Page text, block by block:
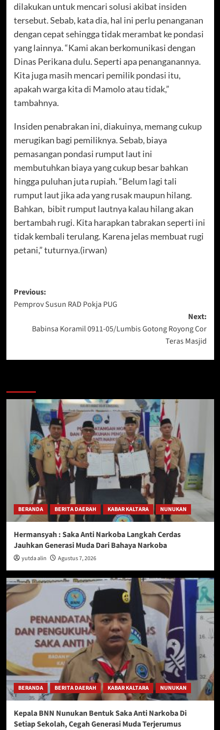
dilakukan untuk mencari solusi akibat insiden
tersebut. Sebab, kata dia, hal ini perlu penanganan
dengan cepat sehingga tidak merambat ke pondasi
yang lainnya. “Kami akan berkomunikasi dengan
Dinas Perikana dulu. Seperti apa penanganannya.
Kita juga masih mencari pemilik pondasi itu,
apakah warga kita di Mamolo atau tidak,”
tambahnya.
Insiden penabrakan ini, diakuinya, memang cukup
merugikan bagi pemiliknya. Sebab, biaya
pemasangan pondasi rumput laut ini
membutuhkan biaya yang cukup besar bahkan
hingga puluhan juta rupiah. “Belum lagi tali
rumput laut jika ada yang rusak maupun hilang.
Bahkan, bibit rumput lautnya kalau hilang akan
bertambah rugi. Kita harapkan tabrakan seperti ini
tidak kembali terulang. Karena jelas membuat rugi
petani,” tuturnya.(irwan)
Post
navigation
Previous:
Pemprov Susun RAD Pokja PUG
Next:
Babinsa Koramil 0911-05/Lumbis Gotong Royong Cor
Teras Masjid
BERANDA BERITA DAERAH KABAR KALTARA NUNUKAN
Hermansyah : Saka Anti Narkoba Langkah Cerdas
Jauhkan Generasi Muda Dari Bahaya Narkoba
yutda alin Agustus 7, 2026
BERANDA BERITA DAERAH KABAR KALTARA NUNUKAN
Kepala BNN Nunukan Bentuk Saka Anti Narkoba Di
Setiap Sekolah, Cegah Generasi Muda Terjerumus